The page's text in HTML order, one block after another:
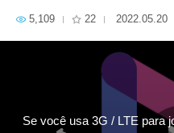
5,109 22 2022.05.20
Se você usa 3G / LTE para